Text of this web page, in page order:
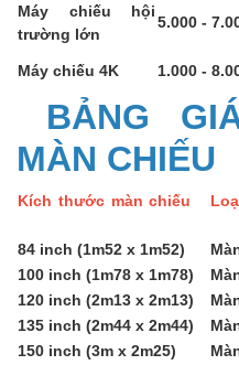
Máy chiếu hội
trường lớn
5.000 -
Máy chiếu 4K
1.000 -
BẢNG
MÀN CHIẾU
Kích thước màn chiếu
84 inch (1m52 x 1m52)
100 inch (1m78 x 1m78)
120 inch (2m13 x 2m13)
135 inch (2m44 x 2m44)
150 inch (3m x 2m25)